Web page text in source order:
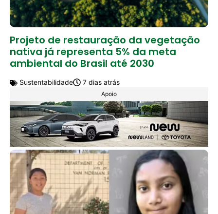
Projeto de restauração da vegetação
nativa já representa 5% da meta
ambiental do Brasil até 2030
Sustentabilidade 7 dias atrás
Apoio